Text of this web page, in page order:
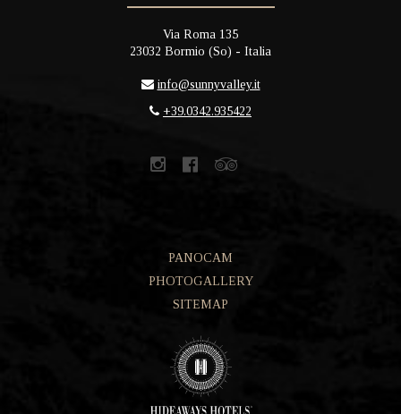
Via Roma 135
23032 Bormio (So) - Italia
info@sunnyvalley.it
+39.0342.935422
PANOCAM
PHOTOGALLERY
SITEMAP